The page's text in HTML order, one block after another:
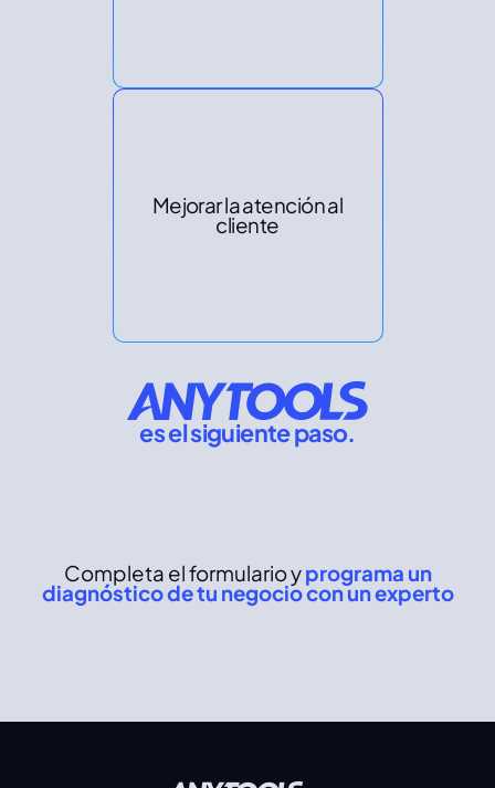
Mejorar la atención al
cliente
es el siguiente paso.
Completa el formulario yprograma un
diagnóstico de tu negocio con un experto